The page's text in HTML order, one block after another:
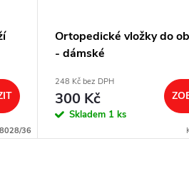
36
Ortopedické vložky do
- dámské
248 Kč bez DPH
300 Kč
Skladem 1 ks